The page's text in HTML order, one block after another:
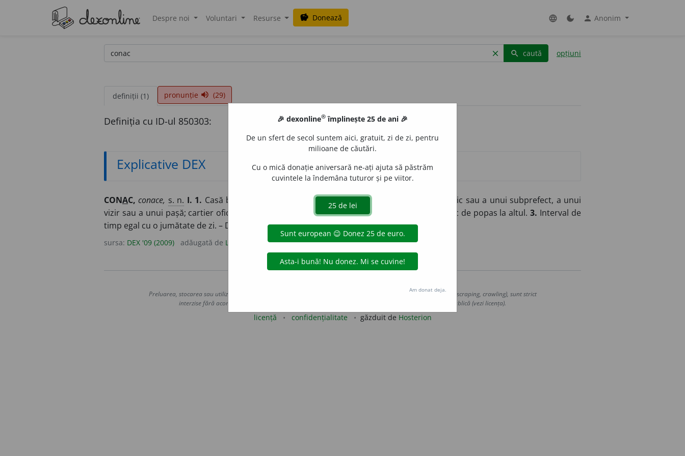
Despre noi Voluntari Resurse savings Donează language dark_mode person Anonim
clear search caută opțiuni
definiții (1) pronunție volume_up (29)
Definiția cu ID-ul 850303:
Explicative DEX
CONAC, conace, s. n. I. 1. Casă boierească la țară, pe o moșie.2.Reședință a unui ispravnic sau a unui subprefect, a unui
vizir sau a unui pașă; cartier oficial.
Loc de popas; popas.2. Distanță de la un loc de popas la altul.3. Interval de
timp egal cu o jumătate de zi. – Din
konak.
sursa: DEX '09 (2009) adăugată de LauraGellner acțiuni
Preluarea, stocarea sau utilizarea datelor de pe acest site, inclusiv prin orice metode de extragere automată (web scraping, crawling), sunt strict
interzise fără acordul nostru prealabil scris, cu excepția seturilor de date oferite oficial spre utilizare publică (vezi licența).
licență confidențialitate găzduit de Hosterion
🎉 dexonline® împlinește 25 de ani 🎉
De un sfert de secol suntem aici, gratuit, zi de zi, pentru
milioane de căutări.
Cu o mică donație aniversară ne-ați ajuta să păstrăm
cuvintele la îndemâna tuturor și pe viitor.
Am donat deja.